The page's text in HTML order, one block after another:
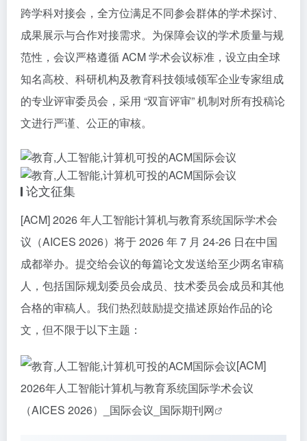
跨学科对接会，全方位满足不同参会群体的学术探讨、
成果展示与合作对接需求。为保障会议的学术质量与规
范性，会议严格遵循 ACM 学术会议标准，设立由全球
知名高校、科研机构及教育科技领域领军企业专家组成
的专业评审委员会，采用 “双盲评审” 机制对所有投稿论
文进行严谨、公正的审核。
论文征集
[ACM] 2026 年人工智能计算机与教育系统国际学术会
议（AICES 2026）将于 2026 年 7 月 24-26 日在中国
成都举办。提交给会议的每篇论文发送给至少两名审稿
人，包括国际规划委员会成员、技术委员会成员和其他
合格的审稿人。我们热烈鼓励提交描述原始作品的论
文，但不限于以下主题：
[ACM]
2026年人工智能计算机与教育系统国际学术会议
（AICES 2026）_国际会议_国际期刊网